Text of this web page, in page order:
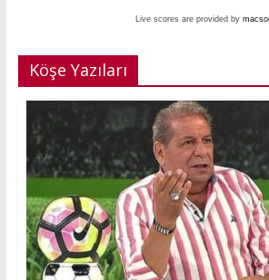
Live scores are provided by
Köşe Yazıları